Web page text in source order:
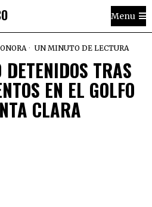
Menu
UN MINUTO DE LECTURA
TRAS
EN EL GOLFO
CLARA